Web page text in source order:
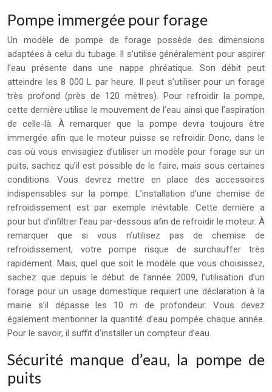
Pompe immergée pour forage
Un modèle de pompe de forage possède des dimensions
adaptées à celui du tubage. Il s’utilise généralement pour aspirer
l’eau présente dans une nappe phréatique. Son débit peut
atteindre les 8 000 L par heure. Il peut s’utiliser pour un forage
très profond (près de 120 mètres). Pour refroidir la pompe,
cette dernière utilise le mouvement de l’eau ainsi que l’aspiration
de celle-là. À remarquer que la pompe devra toujours être
immergée afin que le moteur puisse se refroidir. Donc, dans le
cas où vous envisagiez d’utiliser un modèle pour forage sur un
puits, sachez qu’il est possible de le faire, mais sous certaines
conditions. Vous devrez mettre en place des accessoires
indispensables sur la pompe. L’installation d’une chemise de
refroidissement est par exemple inévitable. Cette dernière a
pour but d’infiltrer l’eau par-dessous afin de refroidir le moteur. À
remarquer que si vous n’utilisez pas de chemise de
refroidissement, votre pompe risque de surchauffer très
rapidement. Mais, quel que soit le modèle que vous choisissez,
sachez que depuis le début de l’année 2009, l’utilisation d’un
forage pour un usage domestique requiert une déclaration à la
mairie s’il dépasse les 10 m de profondeur. Vous devez
également mentionner la quantité d’eau pompée chaque année.
Pour le savoir, il suffit d’installer un compteur d’eau.
Sécurité manque d’eau, la pompe de
puits